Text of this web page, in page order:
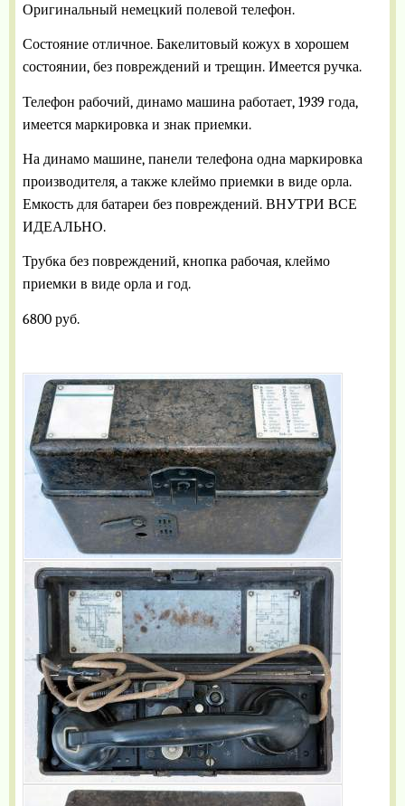
Оригинальный немецкий полевой телефон.
Состояние отличное. Бакелитовый кожух в хорошем
состоянии, без повреждений и трещин. Имеется ручка.
Телефон рабочий, динамо машина работает, 1939 года,
имеется маркировка и знак приемки.
На динамо машине, панели телефона одна маркировка
производителя, а также клеймо приемки в виде орла.
Емкость для батареи без повреждений. ВНУТРИ ВСЕ
ИДЕАЛЬНО.
Трубка без повреждений, кнопка рабочая, клеймо
приемки в виде орла и год.
6800 руб.